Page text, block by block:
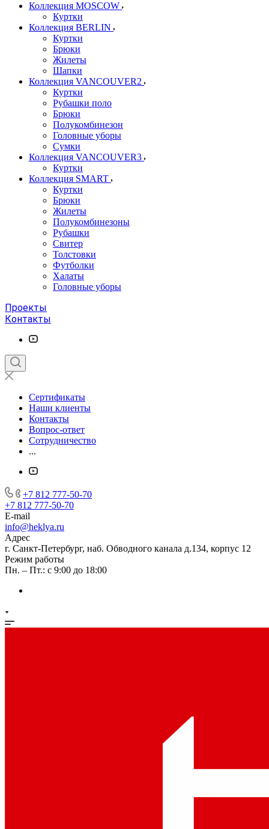
Коллекция MOSCOW
Куртки
Коллекция BERLIN
Куртки
Брюки
Жилеты
Шапки
Коллекция VANCOUVER2
Куртки
Рубашки поло
Брюки
Полукомбинезон
Головные уборы
Сумки
Коллекция VANCOUVER3
Куртки
Коллекция SMART
Куртки
Брюки
Жилеты
Полукомбинезоны
Рубашки
Свитер
Толстовки
Футболки
Халаты
Головные уборы
Проекты
Контакты
Сертификаты
Наши клиенты
Контакты
Вопрос-ответ
Сотрудничество
...
+7 812 777-50-70
+7 812 777-50-70
E-mail
info@heklya.ru
Адрес
г. Санкт-Петербург, наб. Обводного канала д.134, корпус 12
Режим работы
Пн. – Пт.: с 9:00 до 18:00